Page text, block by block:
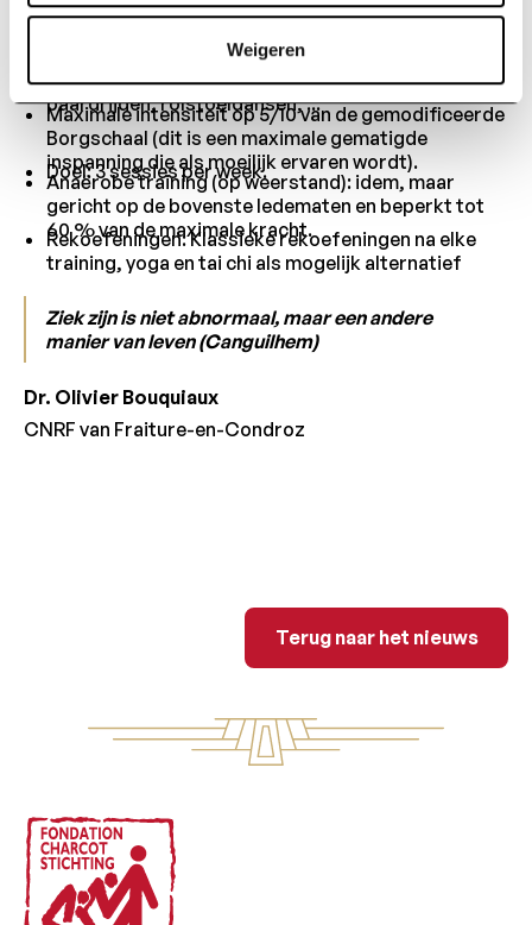
Weigeren
Voor een EDSS-score > 6.5(stappen onmogelijk):
Aërobe training (op uithouding): boogschieten,
paardrijden, rolstoeldansen, ...
Maximale intensiteit op 5/10 van de gemodificeerde
Borgschaal (dit is een maximale gematigde
inspanning die als moeilijk ervaren wordt).
Doel: 3 sessies per week.
Anaërobe training (op weerstand): idem, maar
gericht op de bovenste ledematen en beperkt tot
60 % van de maximale kracht.
Rekoefeningen: Klassieke rekoefeningen na elke
training, yoga en tai chi als mogelijk alternatief
Ziek zijn is niet abnormaal, maar een andere
manier van leven (Canguilhem)
Dr. Olivier Bouquiaux
CNRF van Fraiture-en-Condroz
Terug naar het
Terug naar het nieuws
Voettekst